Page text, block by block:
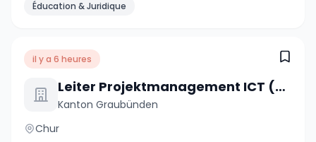
Éducation & Juridique
il y a 6 heures
Leiter Projektmanagement ICT (m/w/d)
Kanton Graubünden
Chur